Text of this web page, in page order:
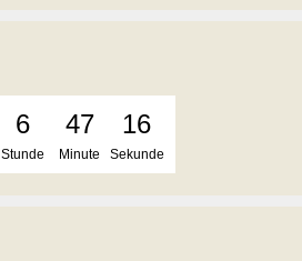
6
Stunde
47
Minute
16
Sekunde